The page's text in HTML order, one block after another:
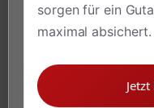
sorgen für ein
maximal absichert.